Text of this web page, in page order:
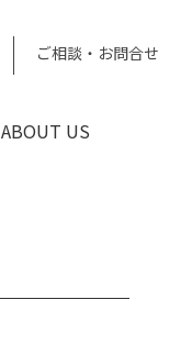
ご相談・お問合せ
ABOUT US